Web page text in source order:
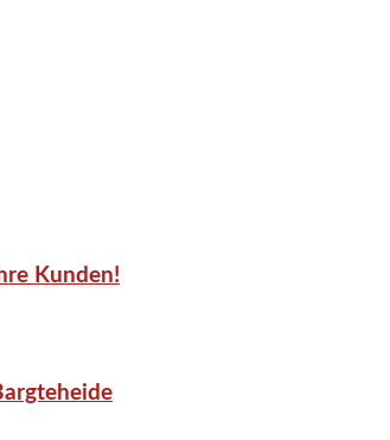
Kunden!